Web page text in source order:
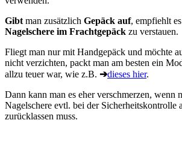
Gibt man zusätzlich Gepäck auf, empfiehlt
Nagelschere im Frachtgepäck zu verstauen.
Fliegt man nur mit Handgepäck und möchte
nicht verzichten, packt man am besten ein
allzu teuer war, wie z.B. ➔dieses hier.
Dann kann man es eher verschmerzen, wenn
Nagelschere evtl. bei der Sicherheitskontrolle
zurücklassen muss.